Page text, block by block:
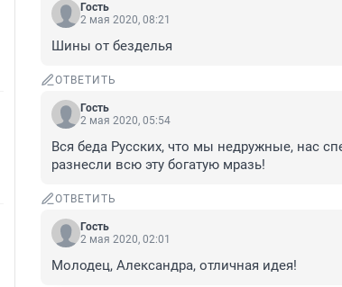
Гость
2 мая 2020, 08:21
Шины от безделья
ОТВЕТИТЬ
Гость
2 мая 2020, 05:54
Вся беда Русских, что мы недружные, нас
разнесли всю эту богатую мразь!
ОТВЕТИТЬ
Гость
2 мая 2020, 02:01
Молодец, Александра, отличная идея!